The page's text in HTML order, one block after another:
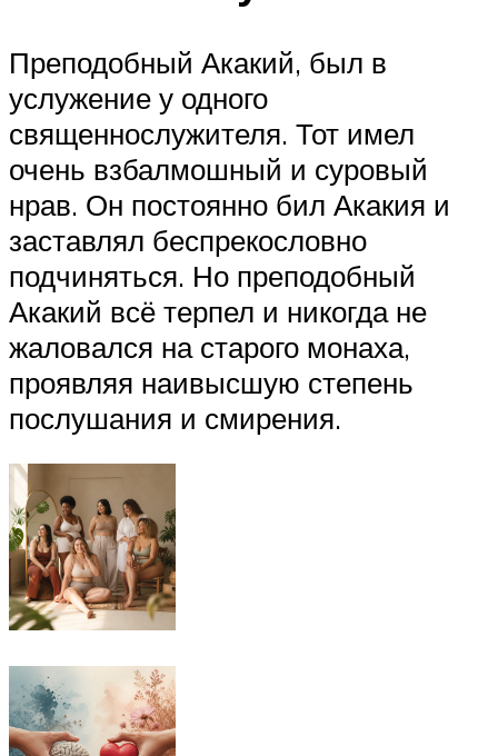
Преподобный Акакий, был в
услужение у одного
священнослужителя. Тот имел
очень взбалмошный и суровый
нрав. Он постоянно бил Акакия и
заставлял беспрекословно
подчиняться. Но преподобный
Акакий всё терпел и никогда не
жаловался на старого монаха,
проявляя наивысшую степень
послушания и смирения.